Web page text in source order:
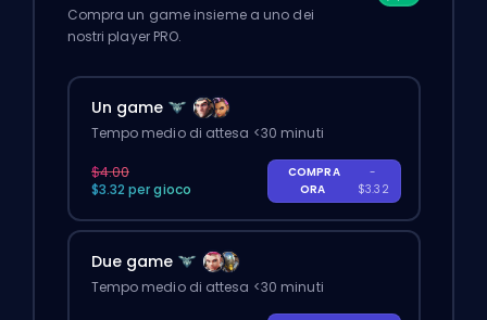
Compra un game insieme a uno dei
nostri player PRO.
Un game
Tempo medio di attesa <30 minuti
$4.00
$3.32 per gioco
COMPRA
ORA
-
$3.32
Due game
Tempo medio di attesa <30 minuti